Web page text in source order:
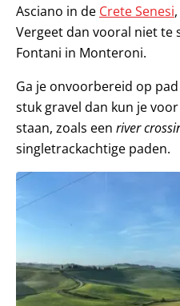
Asciano in de Crete Senesi
Vergeet dan vooral niet te
Fontani in Monteroni.
Ga je onvoorbereid op pad
stuk gravel dan kun je
staan, zoals een river
singletrackachtige paden.